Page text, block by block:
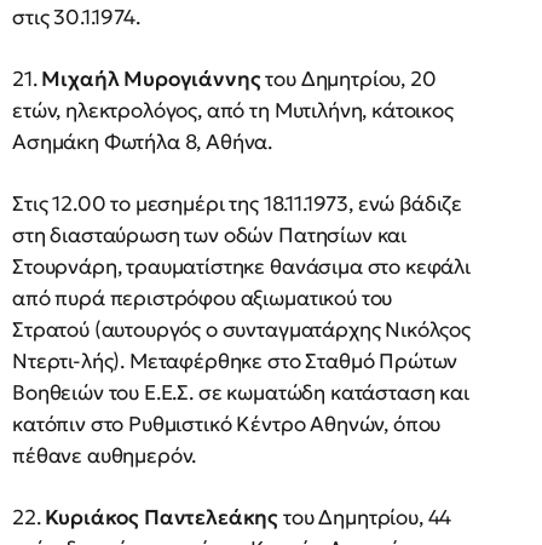
στις 30.1.1974.
21.Μιχαήλ Μυρογιάννηςτου Δημητρίου, 20
ετών, ηλεκτρολόγος, από τη Μυτιλήνη, κάτοικος
Ασημάκη Φωτήλα 8, Αθήνα.
Στις 12.00 το μεσημέρι της 18.11.1973, ενώ βάδιζε
στη διασταύρωση των οδών Πατησίων και
Στουρνάρη, τραυματίστηκε θανάσιμα στο κεφάλι
από πυρά περιστρόφου αξιωματικού του
Στρατού (αυτουργός ο συνταγματάρχης Νικόλςος
Ντερτι-λής). Μεταφέρθηκε στο Σταθμό Πρώτων
Βοηθειών του Ε.Ε.Σ. σε κωματώδη κατάσταση και
κατόπιν στο Ρυθμιστικό Κέντρο Αθηνών, όπου
πέθανε αυθημερόν.
22.Κυριάκος Παντελεάκηςτου Δημητρίου, 44